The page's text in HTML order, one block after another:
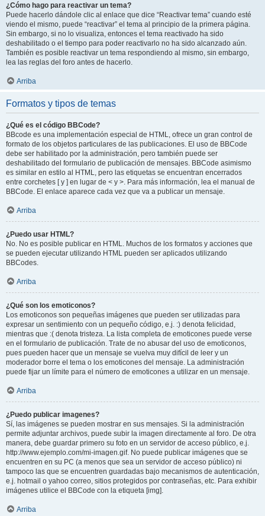
¿Cómo hago para reactivar un tema?
Puede hacerlo dándole clic al enlace que dice “Reactivar tema” cuando esté
viendo el mismo, puede “reactivar” el tema al principio de la primera página.
Sin embargo, si no lo visualiza, entonces el tema reactivado ha sido
deshabilitado o el tiempo para poder reactivarlo no ha sido alcanzado aún.
También es posible reactivar un tema respondiendo al mismo, sin embargo,
lea las reglas del foro antes de hacerlo.
Arriba
Formatos y tipos de temas
¿Qué es el código BBCode?
BBcode es una implementación especial de HTML, ofrece un gran control de
formato de los objetos particulares de las publicaciones. El uso de BBCode
debe ser habilitado por la administración, pero también puede ser
deshabilitado del formulario de publicación de mensajes. BBCode asimismo
es similar en estilo al HTML, pero las etiquetas se encuentran encerrados
entre corchetes [ y ] en lugar de < y >. Para más información, lea el manual de
BBCode. El enlace aparece cada vez que va a publicar un mensaje.
Arriba
¿Puedo usar HTML?
No. No es posible publicar en HTML. Muchos de los formatos y acciones que
se pueden ejecutar utilizando HTML pueden ser aplicados utilizando
BBCodes.
Arriba
¿Qué son los emoticonos?
Los emoticonos son pequeñas imágenes que pueden ser utilizadas para
expresar un sentimiento con un pequeño código, e.j. :) denota felicidad,
mientras que :( denota tristeza. La lista completa de emoticones puede verse
en el formulario de publicación. Trate de no abusar del uso de emoticonos,
pues pueden hacer que un mensaje se vuelva muy difícil de leer y un
moderador borre el tema o los emoticones del mensaje. La administración
puede fijar un límite para el número de emoticones a utilizar en un mensaje.
Arriba
¿Puedo publicar imagenes?
Sí, las imágenes se pueden mostrar en sus mensajes. Si la administración
permite adjuntar archivos, puede subir la imagen directamente al foro. De otra
manera, debe guardar primero su foto en un servidor de acceso público, e.j.
http://www.ejemplo.com/mi-imagen.gif. No puede publicar imágenes que se
encuentren en su PC (a menos que sea un servidor de acceso público) ni
tampoco las que se encuentren guardadas bajo mecanismos de autenticación,
e.j. hotmail o yahoo correo, sitios protegidos por contraseñas, etc. Para exhibir
imágenes utilice el BBCode con la etiqueta [img].
Arriba